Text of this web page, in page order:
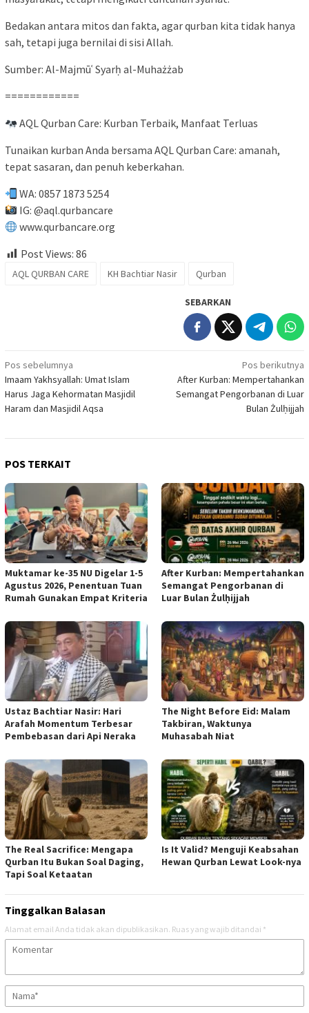
Bedakan antara mitos dan fakta, agar qurban kita tidak hanya
sah, tetapi juga bernilai di sisi Allah.
Sumber: Al-Majmūʿ Syarḥ al-Muhażżab
============
AQL Qurban Care: Kurban Terbaik, Manfaat Terluas
Tunaikan kurban Anda bersama AQL Qurban Care: amanah,
tepat sasaran, dan penuh keberkahan.
WA: 0857 1873 5254
IG: @aql.qurbancare
www.qurbancare.org
Post Views: 86
AQL QURBAN CARE KH Bachtiar Nasir Qurban
SEBARKAN
Navigasi
pos
Pos sebelumnya
Imaam Yakhsyallah: Umat Islam
Harus Jaga Kehormatan Masjidil
Haram dan Masjidil Aqsa
Pos berikutnya
After Kurban: Mempertahankan
Semangat Pengorbanan di Luar
Bulan Żulḥijjah
POS TERKAIT
Muktamar ke-35 NU Digelar 1-5
Agustus 2026, Penentuan Tuan
Rumah Gunakan Empat Kriteria
After Kurban: Mempertahankan
Semangat Pengorbanan di
Luar Bulan Żulḥijjah
Ustaz Bachtiar Nasir: Hari
Arafah Momentum Terbesar
Pembebasan dari Api Neraka
The Night Before Eid: Malam
Takbiran, Waktunya
Muhasabah Niat
The Real Sacrifice: Mengapa
Qurban Itu Bukan Soal Daging,
Tapi Soal Ketaatan
Is It Valid? Menguji Keabsahan
Hewan Qurban Lewat Look-nya
Tinggalkan Balasan
Alamat email Anda tidak akan dipublikasikan. Ruas yang wajib ditandai *